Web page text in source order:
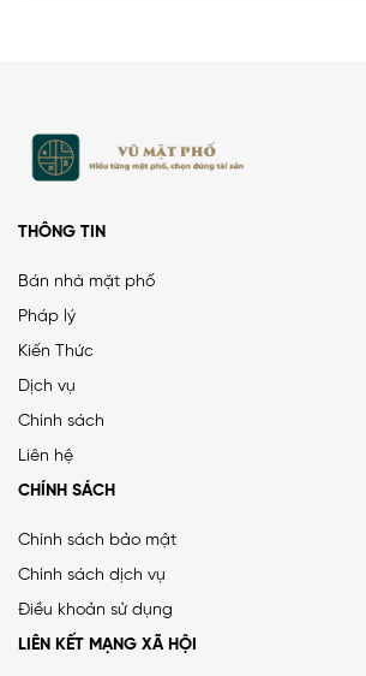
THÔNG TIN
Bán nhà mặt phố
Pháp lý
Kiến Thức
Dịch vụ
Chính sách
Liên hệ
CHÍNH SÁCH
Chính sách bảo mật
Chính sách dịch vụ
Điều khoản sử dụng
LIÊN KẾT MẠNG XÃ HỘI